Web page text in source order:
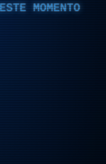
MOMENTO